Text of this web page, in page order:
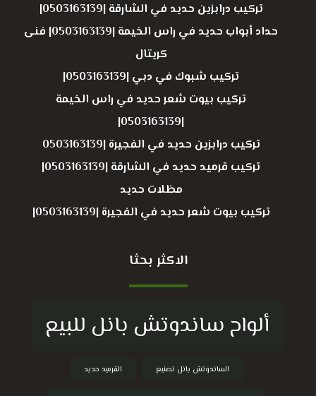
تركيب درابزين حديد في الشارقة |0503163139|
حداد أبواب حديد في راس الخيمة |0503163139| فنى
كريتال
تركيب شبوك في دبي |0503163139|
تركيب بيوت شعر حديد في راس الخيمة
|0503163139|
تركيب درابزين حديد في الفجيرة |0503163139
تركيب قرميد حديد في الشارقة |0503163139|
مظلات حديد
تركيب بيوت شعر حديد في الفجيرة |0503163139|
الاكثر بحثا
ألواح ساندوتش بانل للبيع
الساندوتش بانل تصنيع القرميد حديد